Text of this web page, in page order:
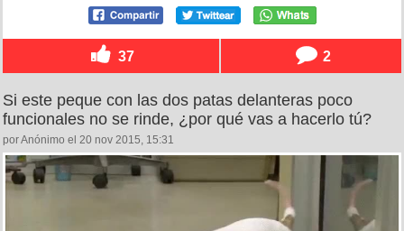
37 2
Si este peque con las dos patas delanteras poco
funcionales no se rinde, ¿por qué vas a hacerlo tú?
por Anónimo el 20 nov 2015, 15:31